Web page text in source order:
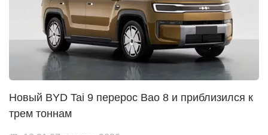
Новый BYD Tai 9 перерос Bao 8 и приблизился к
трем тоннам